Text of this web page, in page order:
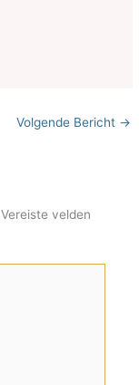
Volgende Bericht →
Vereiste velden